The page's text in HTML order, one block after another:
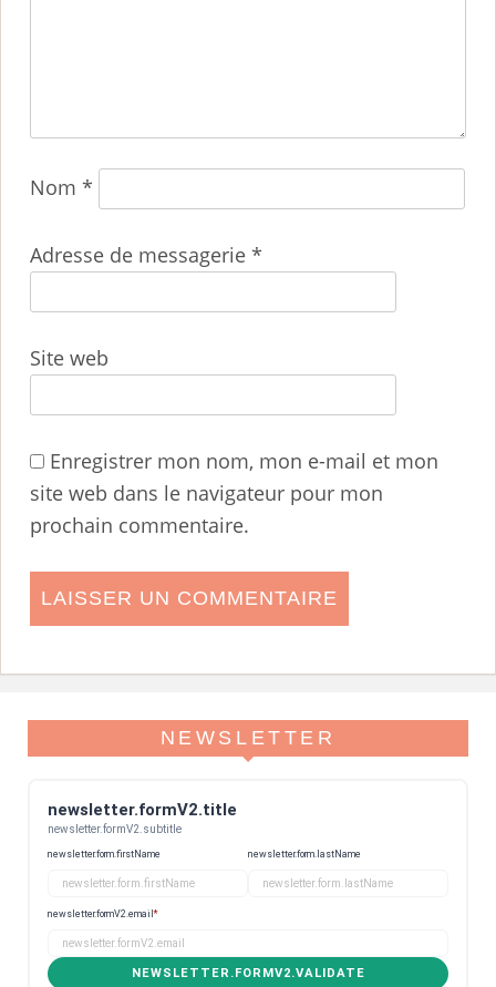
Nom*
Adresse de messagerie*
Site web
Enregistrer mon nom, mon e-mail et mon
site web dans le navigateur pour mon
prochain commentaire.
NEWSLETTER
newsletter.formV2.title
newsletter.formV2.subtitle
newsletter.form.firstName newsletter.form.lastName
newsletter.formV2.email*
NEWSLETTER.FORMV2.VALIDATE